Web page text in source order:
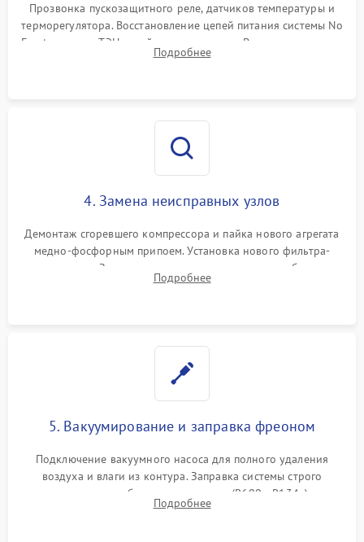
Прозвонка пускозащитного реле, датчиков температуры и
терморегулятора. Восстановление цепей питания системы No
Frost, включая ТЭН оттайки и вентилятор. Ремонт или замена
платы управления при сбоях алгоритмов.
Подробнее
4. Замена неисправных узлов
Демонтаж сгоревшего компрессора и пайка нового агрегата
медно-фосфорным припоем. Установка нового фильтра-
осушителя. Замена изношенных вентиляторов обдува,
сломанных заслонок или поврежденных дверных петель.
Подробнее
5. Вакуумирование и заправка фреоном
Подключение вакуумного насоса для полного удаления
воздуха и влаги из контура. Заправка системы строго
дозированным объемом хладагента (R600a, R134a) по
электронным весам. Контроль рабочего давления в системе.
Подробнее